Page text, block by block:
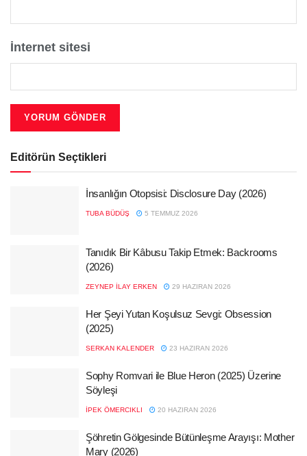
İnternet sitesi
Editörün Seçtikleri
İnsanlığın Otopsisi: Disclosure Day (2026)
TUBA BÜDÜŞ 5 TEMMUZ 2026
Tanıdık Bir Kâbusu Takip Etmek: Backrooms
(2026)
ZEYNEP İLAY ERKEN 29 HAZIRAN 2026
Her Şeyi Yutan Koşulsuz Sevgi: Obsession
(2025)
SERKAN KALENDER 23 HAZIRAN 2026
Sophy Romvari ile Blue Heron (2025) Üzerine
Söyleşi
İPEK ÖMERCIKLI 20 HAZIRAN 2026
Şöhretin Gölgesinde Bütünleşme Arayışı: Mother
Mary (2026)